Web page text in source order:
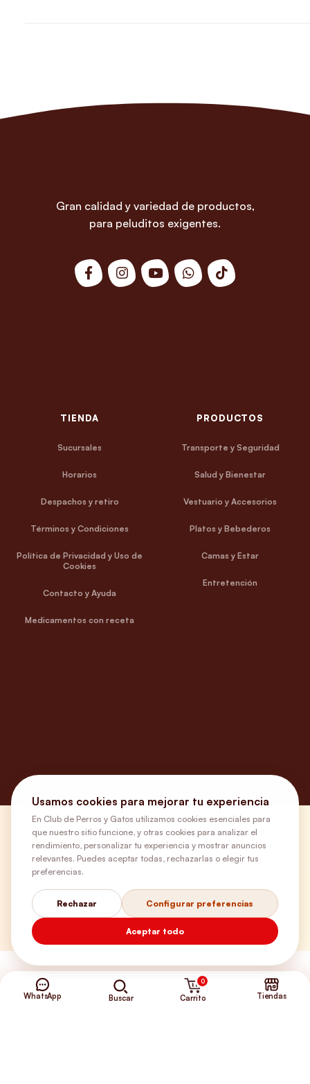
Gran calidad y variedad de productos,
para peluditos exigentes.
TIENDA
Sucursales
Horarios
Despachos y retiro
Términos y Condiciones
Política de Privacidad y Uso de
Cookies
Contacto y Ayuda
Medicamentos con receta
PRODUCTOS
Transporte y Seguridad
Salud y Bienestar
Vestuario y Accesorios
Platos y Bebederos
Camas y Estar
Entretención
¿Necesitas ayuda?
+56 9 5646 8188
WhatsApp Buscar
0
Carrito Tiendas
Usamos cookies para mejorar tu experiencia
En Club de Perros y Gatos utilizamos cookies esenciales para
que nuestro sitio funcione, y otras cookies para analizar el
rendimiento, personalizar tu experiencia y mostrar anuncios
relevantes. Puedes aceptar todas, rechazarlas o elegir tus
preferencias.
Rechazar Configurar preferencias
Aceptar todo